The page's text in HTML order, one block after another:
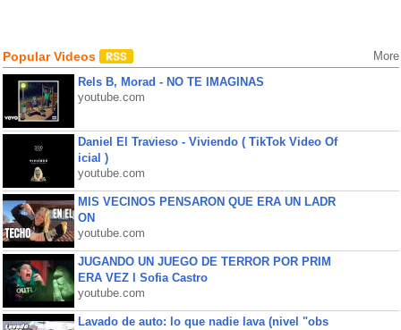
Popular Videos More
Rels B, Morad - NO TE IMAGINAS
youtube.com
Daniel El Travieso - Viviendo ( TikTok Video Of
icial )
youtube.com
MIS VECINOS PENSARON QUE ERA UN LADR
ON
youtube.com
JUGANDO UN JUEGO DE TERROR POR PRIM
ERA VEZ l Sofia Castro
youtube.com
Lavado de auto: lo que nadie lava (nivel "obs